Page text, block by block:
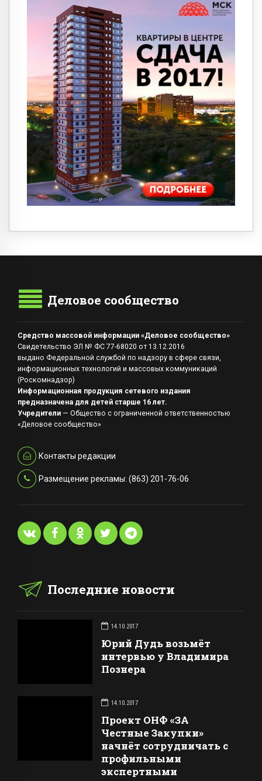
Деловое сообщество
Средство массовой информации «Деловое сообщество»
Свидетельство ЭЛ № ФС 77-68020 от 13.12.2016
выдано Федеральной службой по надзору в сфере связи,
информационных технологий и массовых коммуникаций
(Роскомнадзор)
Информационная продукция сетевого издания
предназначена для детей старше 16 лет.
Учредители — Общество с ограниченной ответственностью
«Деловое сообщество»
Контакты редакции
Размещение рекламы: (863) 201-76-06
Последние новости
14.10.2017
Юрий Дудь возьмёт
интервью у Владимира
Познера
14.10.2017
Проект ОНФ «ЗА
Честные Закупки»
начнёт сотрудничать с
профильными
экспертными